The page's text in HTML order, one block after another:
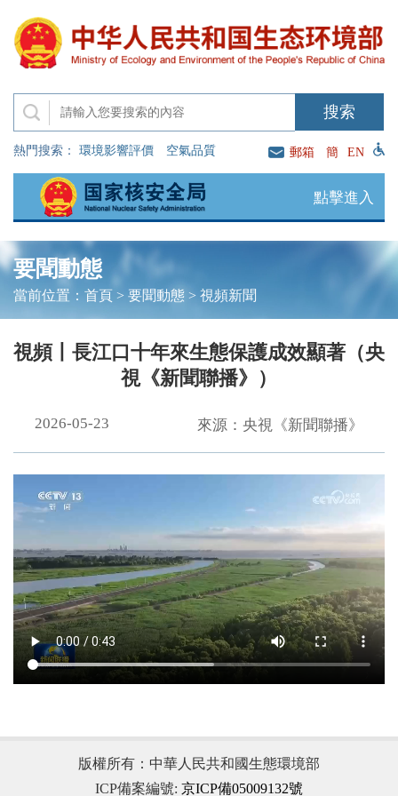
熱門搜索： 環境影響評價 空氣品質 郵箱 簡 EN
點擊進入
要聞動態
當前位置： 首頁> 要聞動態> 視頻新聞
視頻丨長江口十年來生態保護成效顯著（央
視《新聞聯播》）
2026-05-23 來源：央視《新聞聯播》
版權所有：中華人民共和國生態環境部
ICP備案編號: 京ICP備05009132號